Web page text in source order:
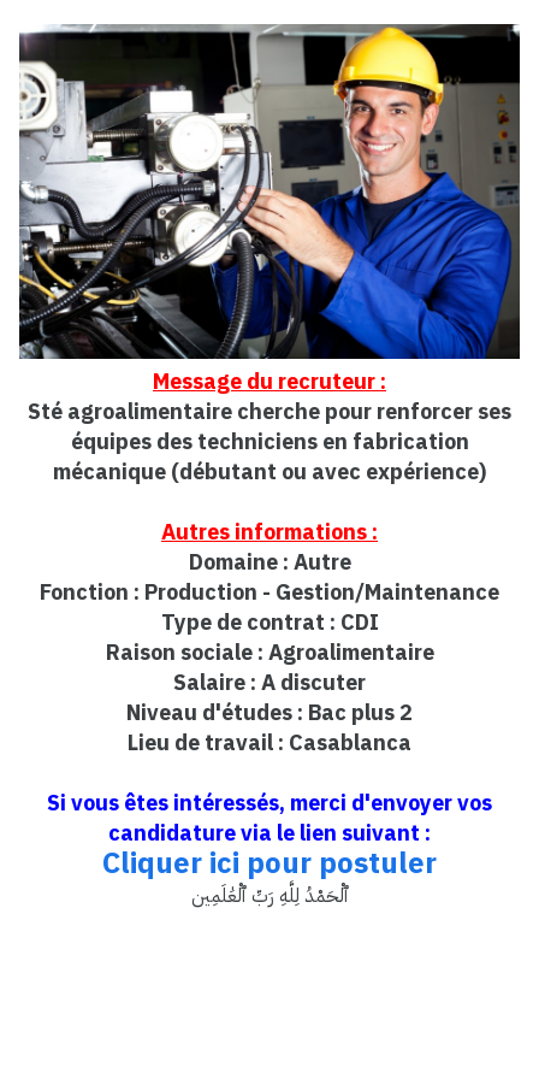
Message du recruteur :
Sté agroalimentaire cherche pour renforcer ses
équipes des techniciens en fabrication
mécanique (débutant ou avec expérience)
Autres informations :
Domaine : Autre
Fonction : Production - Gestion/Maintenance
Type de contrat : CDI
Raison sociale : Agroalimentaire
Salaire : A discuter
Niveau d'études : Bac plus 2
Lieu de travail : Casablanca
Si vous êtes intéressés, merci d'envoyer vos
candidature via le lien suivant :
Cliquer ici pour postuler
ٱلْحَمْدُ لِلَّهِ رَبِّ ٱلْعَٰلَمِين